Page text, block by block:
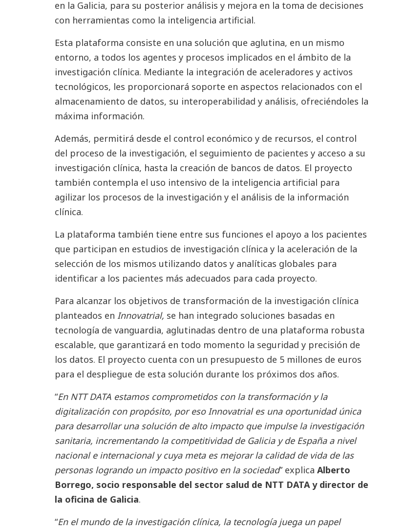
en la Galicia, para su posterior análisis y mejora en la toma de decisiones
con herramientas como la inteligencia artificial.
Esta plataforma consiste en una solución que aglutina, en un mismo
entorno, a todos los agentes y procesos implicados en el ámbito de la
investigación clínica. Mediante la integración de aceleradores y activos
tecnológicos, les proporcionará soporte en aspectos relacionados con el
almacenamiento de datos, su interoperabilidad y análisis, ofreciéndoles la
máxima información.
Además, permitirá desde el control económico y de recursos, el control
del proceso de la investigación, el seguimiento de pacientes y acceso a su
investigación clínica, hasta la creación de bancos de datos. El proyecto
también contempla el uso intensivo de la inteligencia artificial para
agilizar los procesos de la investigación y el análisis de la información
clínica.
La plataforma también tiene entre sus funciones el apoyo a los pacientes
que participan en estudios de investigación clínica y la aceleración de la
selección de los mismos utilizando datos y analíticas globales para
identificar a los pacientes más adecuados para cada proyecto.
Para alcanzar los objetivos de transformación de la investigación clínica
planteados en Innovatrial, se han integrado soluciones basadas en
tecnología de vanguardia, aglutinadas dentro de una plataforma robusta
escalable, que garantizará en todo momento la seguridad y precisión de
los datos. El proyecto cuenta con un presupuesto de 5 millones de euros
para el despliegue de esta solución durante los próximos dos años.
“En NTT DATA estamos comprometidos con la transformación y la
digitalización con propósito, por eso Innovatrial es una oportunidad única
para desarrollar una solución de alto impacto que impulse la investigación
sanitaria, incrementando la competitividad de Galicia y de España a nivel
nacional e internacional y cuya meta es mejorar la calidad de vida de las
personas logrando un impacto positivo en la sociedad” explica Alberto
Borrego, socio responsable del sector salud de NTT DATA y director de
la oficina de Galicia.
“En el mundo de la investigación clínica, la tecnología juega un papel